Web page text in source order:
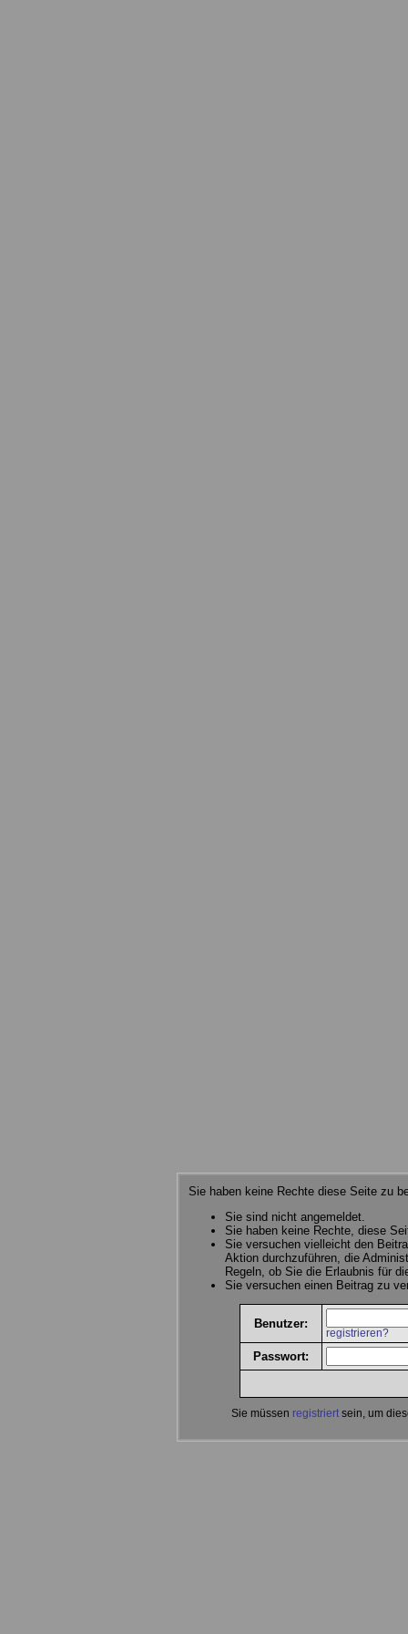
Sie haben keine Rechte diese Seite zu
Sie sind nicht angemeldet.
Sie haben keine Rechte, diese
Sie versuchen vielleicht den
Aktion durchzuführen, die
Regeln, ob Sie die Erlaubnis für
Sie versuchen einen Beitrag zu
Benutzer:
registrieren?
Passwort:
Sie müssen registriert sein, um